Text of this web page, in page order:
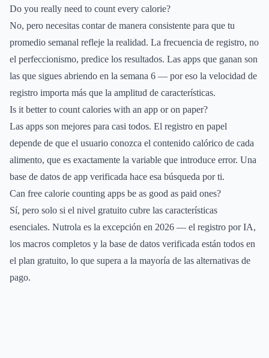
Do you really need to count every calorie?
No, pero necesitas contar de manera consistente para que tu
promedio semanal refleje la realidad. La frecuencia de registro, no
el perfeccionismo, predice los resultados. Las apps que ganan son
las que sigues abriendo en la semana 6 — por eso la velocidad de
registro importa más que la amplitud de características.
Is it better to count calories with an app or on paper?
Las apps son mejores para casi todos. El registro en papel
depende de que el usuario conozca el contenido calórico de cada
alimento, que es exactamente la variable que introduce error. Una
base de datos de app verificada hace esa búsqueda por ti.
Can free calorie counting apps be as good as paid ones?
Sí, pero solo si el nivel gratuito cubre las características
esenciales. Nutrola es la excepción en 2026 — el registro por IA,
los macros completos y la base de datos verificada están todos en
el plan gratuito, lo que supera a la mayoría de las alternativas de
pago.